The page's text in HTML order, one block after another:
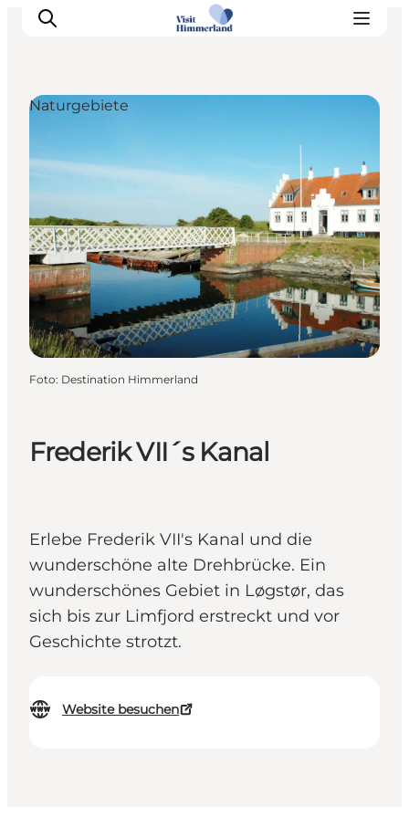
Erlebnisse
Das passiert
Reiseplanung
Praktische Informationen
Frederik VII´s Kanal
Erlebe Frederik VII's Kanal und die
wunderschöne alte Drehbrücke. Ein
wunderschönes Gebiet in Løgstør, das
sich bis zur Limfjord erstreckt und vor
Geschichte strotzt.
Website besuchen
Naturgebiete
Foto: Destination Himmerland